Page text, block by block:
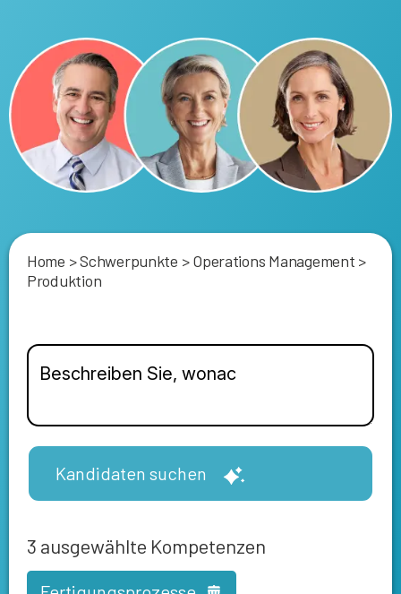
Home >Schwerpunkte >Operations Management >
Produktion
Kandidaten suchen
3 ausgewählte Kompetenzen